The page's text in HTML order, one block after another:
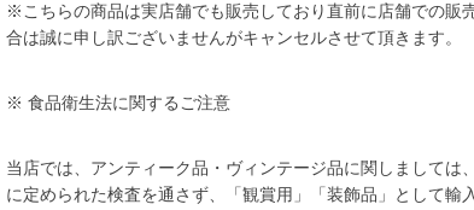
※こちらの商品は実店舗でも販売しており直前に店舗での販
合は誠に申し訳ございませんがキャンセルさせて頂きます。
※ 食品衛生法に関するご注意
当店では、アンティーク品・ヴィンテージ品に関しましては
に定められた検査を通さず、「観賞用」「装飾品」として輸